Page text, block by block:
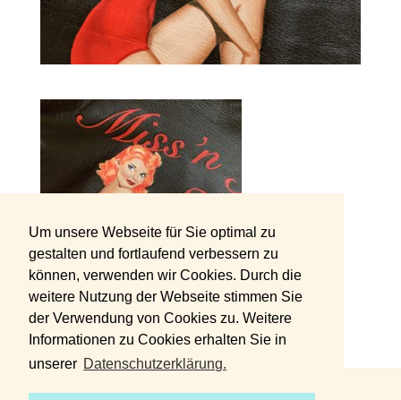
Um unsere Webseite für Sie optimal zu
gestalten und fortlaufend verbessern zu
können, verwenden wir Cookies. Durch die
weitere Nutzung der Webseite stimmen Sie
der Verwendung von Cookies zu. Weitere
Informationen zu Cookies erhalten Sie in
unserer Datenschutzerklärung.
DATENSCHUTZERKLÄRUNG IMPRESSUM